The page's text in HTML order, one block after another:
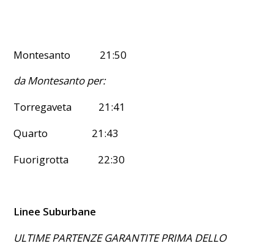
Montesanto 21:50
da Montesanto per:
Torregaveta 21:41
Quarto 21:43
Fuorigrotta 22:30
Linee Suburbane
ULTIME PARTENZE GARANTITE PRIMA DELLO